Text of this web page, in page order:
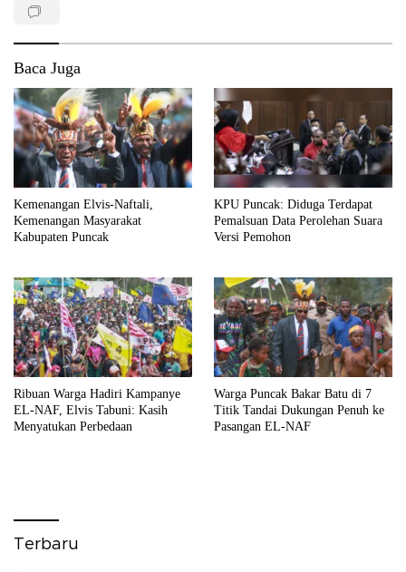
Baca Juga
Kemenangan Elvis-Naftali,
Kemenangan Masyarakat
Kabupaten Puncak
KPU Puncak: Diduga Terdapat
Pemalsuan Data Perolehan Suara
Versi Pemohon
Ribuan Warga Hadiri Kampanye
EL-NAF, Elvis Tabuni: Kasih
Menyatukan Perbedaan
Warga Puncak Bakar Batu di 7
Titik Tandai Dukungan Penuh ke
Pasangan EL-NAF
Terbaru